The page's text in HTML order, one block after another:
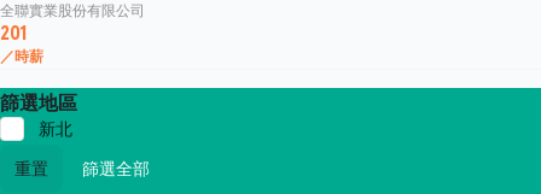
全聯實業股份有限公司
201
／時薪
篩選地區
新北
重置
篩選全部